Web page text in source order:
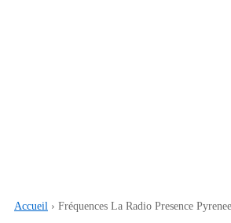
Accueil › Fréquences La Radio Presence